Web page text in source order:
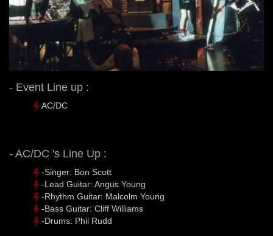
- Event Line up :
AC/DC
- AC/DC 's Line Up :
-Singer: Bon Scott
-Lead Guitar: Angus Young
-Rhythm Guitar: Malcolm Young
-Bass Guitar: Cliff Williams
-Drums: Phil Rudd